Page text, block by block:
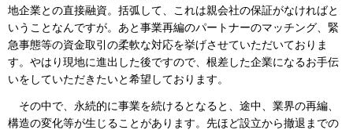
地企業との直接融資。括弧して、これは親会社の保証がなければと
いうことなんですが。あと事業再編のパートナーのマッチング、緊
急事態等の資金取引の柔軟な対応を挙げさせていただいておりま
す。やはり現地に進出した後ですので、根差した企業になるお手伝
いをしていただきたいと希望しております。
その中で、永続的に事業を続けるとなると、途中、業界の再編、
構造の変化等が生じることがあります。先ほど設立から撤退までの